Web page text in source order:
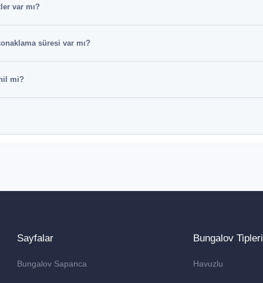
var mı?
süresi var mı?
mi?
Sayfalar
Bungalov Sapanca
Bungalov Tipleri
Havuzlu